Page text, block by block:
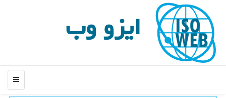
ایزو وب
منو